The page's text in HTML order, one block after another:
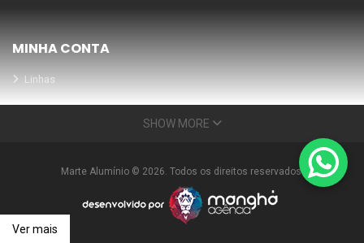
MINHA CONTA
Linhas
Meus Orçamentos
Condições Especiais
SHOW MORE
Marte Alumínio © 2026. Todos os direitos reservados.
Ver mais